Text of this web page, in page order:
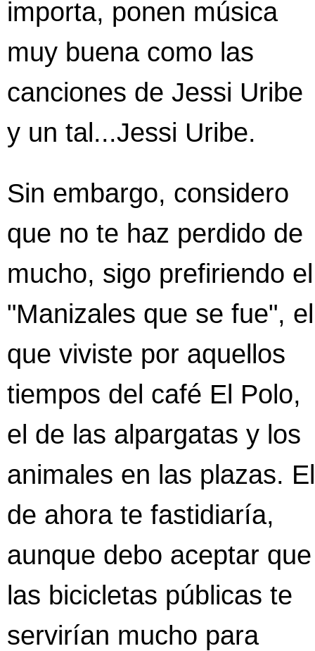
importa, ponen música
muy buena como las
canciones de Jessi Uribe
y un tal...Jessi Uribe.
Sin embargo, considero
que no te haz perdido de
mucho, sigo prefiriendo el
"Manizales que se fue", el
que viviste por aquellos
tiempos del café El Polo,
el de las alpargatas y los
animales en las plazas. El
de ahora te fastidiaría,
aunque debo aceptar que
las bicicletas públicas te
servirían mucho para